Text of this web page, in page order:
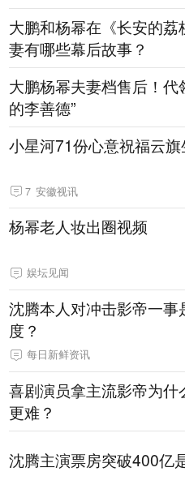
大鹏和杨幂在《长安的荔
妻有哪些幕后故事？
大鹏杨幂夫妻档售后！代
的李善德”
小星河71份心意祝福云旗
7 安徽视讯
杨幂老人妆出圈视频
娱坛见闻
沈腾本人对冲击影帝一事
度？
每日新鲜资讯
喜剧演员拿主流影帝为什
更难？
沈腾主演票房突破400亿